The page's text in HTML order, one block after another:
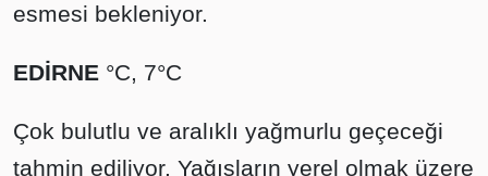
esmesi bekleniyor.
EDİRNE °C, 7°C
Çok bulutlu ve aralıklı yağmurlu geçeceği
tahmin ediliyor. Yağışların yerel olmak üzere